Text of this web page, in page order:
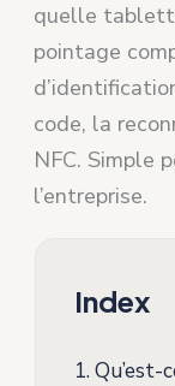
quelle
pointage
code, la
NFC. Simple
l’entreprise.
Index
1.Qu’est-